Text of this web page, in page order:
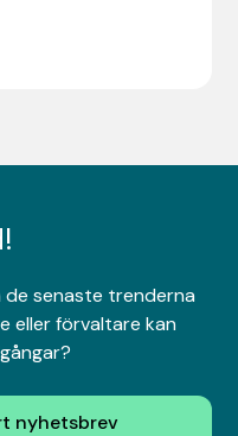
de senaste trenderna
eller förvaltare kan
nyhetsbrev